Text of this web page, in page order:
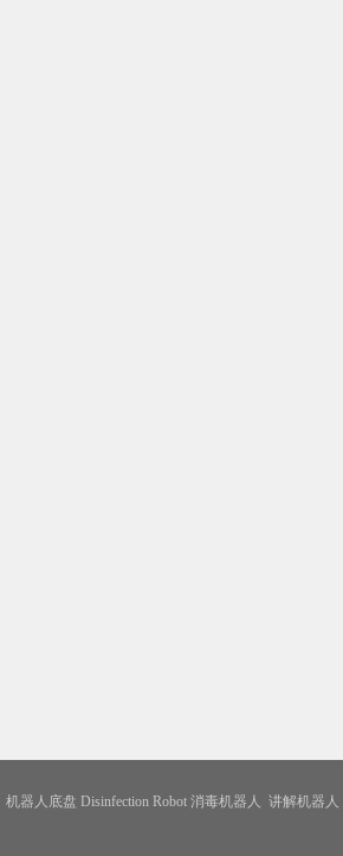
机器人底盘 Disinfection Robot 消毒机器人 讲解机器人